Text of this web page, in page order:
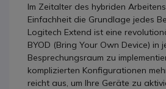
Im Zeitalter des hybriden
Einfachheit die Grundlage jedes
Logitech Extend ist eine
BYOD (Bring Your Own Device) in
Besprechungsraum zu
komplizierten Konfigurationen
reicht aus, um Ihre Geräte zu